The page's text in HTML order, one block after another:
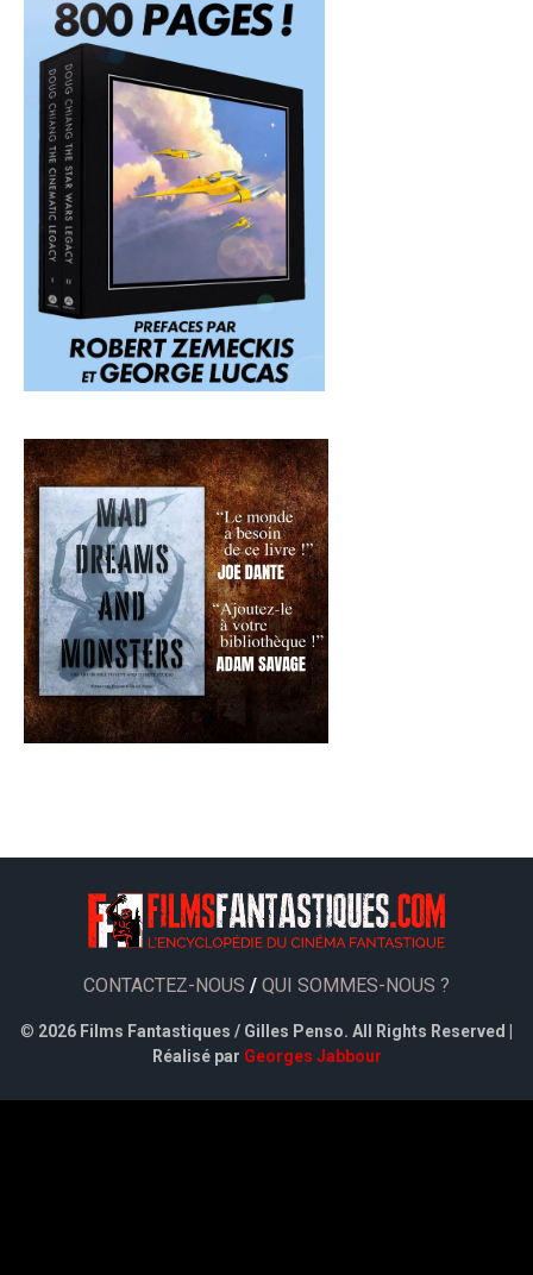
CONTACTEZ-NOUS / QUI SOMMES-NOUS ?
© 2026 Films Fantastiques / Gilles Penso. All Rights Reserved |
Réalisé par Georges Jabbour